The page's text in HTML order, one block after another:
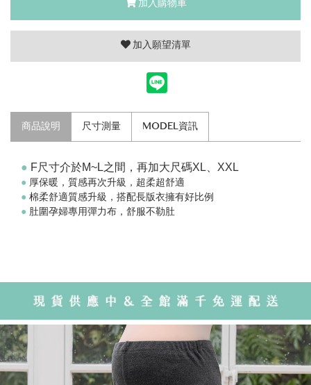
加入購物車
加入願望清單
商品說明 尺寸測量 MODEL資訊
● F尺寸介於M~L之間，再加大尺碼XL、XXL
● 厚保暖，質感再次升級，超柔超舒適
● 棉柔舒適質感升級，搭配長版衣擁有好比例
● 肚圍孕婦專用彈力布，舒服不勒肚